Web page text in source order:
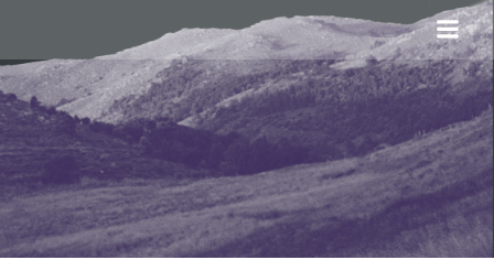
Aller
au
contenu